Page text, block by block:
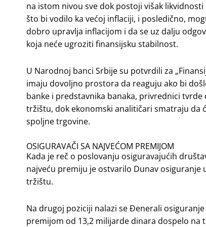
na istom nivou sve dok postoji višak
što bi vodilo ka većoj inflaciji, i posledično,
dobro upravlja inflacijom i da se uz dalju
koja neće ugroziti finansijsku stabilnost.
U Narodnoj banci Srbije su potvrdili za
imaju dovoljno prostora da reaguju ako bi
banke i predstavnika banaka, privrednici
tržištu, dok ekonomski analitičari smatraju da
spoljne trgovine.
OSIGURAVAČI SA NAJVEĆOM PREMIJOM
Kada je reč o poslovanju osiguravajućih
najveću premiju je ostvarilo Dunav
tržištu.
Na drugoj poziciji nalazi se Đenerali
premijom od 13,2 milijarde dinara dospelo na